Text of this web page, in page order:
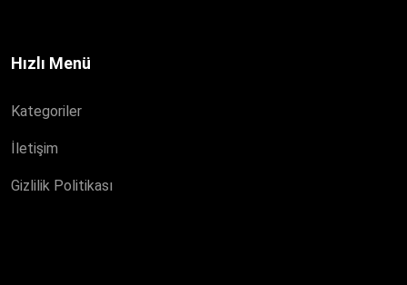
Hızlı Menü
Kategoriler
İletişim
Gizlilik Politikası